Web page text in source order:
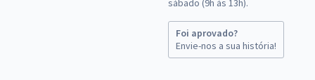
sábado (9h às 13h).
Foi aprovado?
Envie-nos a sua história!